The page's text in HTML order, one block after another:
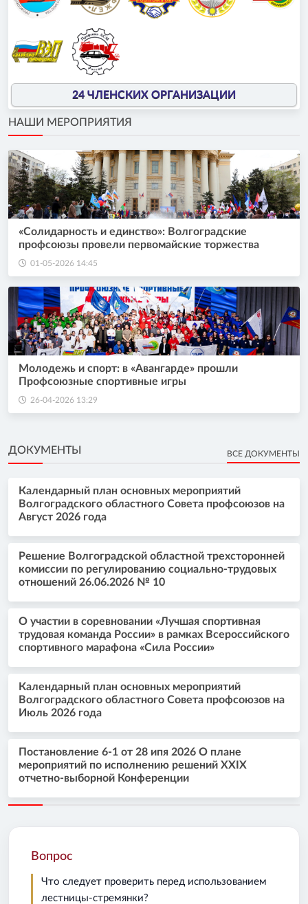
24 ЧЛЕНСКИХ ОРГАНИЗАЦИИ
НАШИ МЕРОПРИЯТИЯ
«Солидарность и единство»: Волгоградские
профсоюзы провели первомайские торжества
01-05-2026 14:45
Молодежь и спорт: в «Авангарде» прошли
Профсоюзные спортивные игры
26-04-2026 13:29
ДОКУМЕНТЫ ВСЕ ДОКУМЕНТЫ
Календарный план основных мероприятий
Волгоградского областного Совета профсоюзов на
Август 2026 года
Решение Волгоградской областной трехсторонней
комиссии по регулированию социально-трудовых
отношений 26.06.2026 № 10
О участии в соревновании «Лучшая спортивная
трудовая команда России» в рамках Всероссийского
спортивного марафона «Сила России»
Календарный план основных мероприятий
Волгоградского областного Совета профсоюзов на
Июль 2026 года
Постановление 6-1 от 28 ипя 2026 О плане
мероприятий по исполнению решений XXIX
отчетно-выборной Конференции
Вопрос
Что следует проверить перед использованием
лестницы-стремянки?